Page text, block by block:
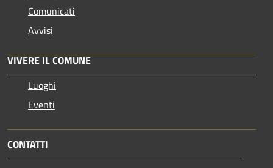
Comunicati
Avvisi
VIVERE IL COMUNE
Luoghi
Eventi
CONTATTI